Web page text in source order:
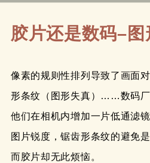
胶片还是数码–图
像素的规则性排列导致了画面
形条纹（图形失真）……数码厂
他们在相机内增加一片低通滤
图片锐度，锯齿形条纹的避免
而胶片却无此烦恼。